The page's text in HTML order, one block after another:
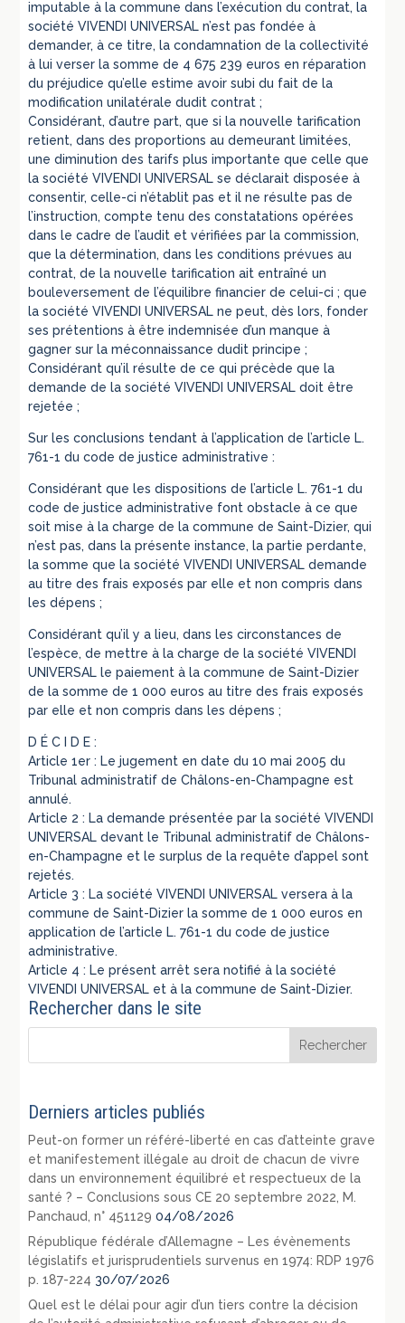
imputable à la commune dans l’exécution du contrat, la
société VIVENDI UNIVERSAL n’est pas fondée à
demander, à ce titre, la condamnation de la collectivité
à lui verser la somme de 4 675 239 euros en réparation
du préjudice qu’elle estime avoir subi du fait de la
modification unilatérale dudit contrat ;
Considérant, d’autre part, que si la nouvelle tarification
retient, dans des proportions au demeurant limitées,
une diminution des tarifs plus importante que celle que
la société VIVENDI UNIVERSAL se déclarait disposée à
consentir, celle-ci n’établit pas et il ne résulte pas de
l’instruction, compte tenu des constatations opérées
dans le cadre de l’audit et vérifiées par la commission,
que la détermination, dans les conditions prévues au
contrat, de la nouvelle tarification ait entraîné un
bouleversement de l’équilibre financier de celui-ci ; que
la société VIVENDI UNIVERSAL ne peut, dès lors, fonder
ses prétentions à être indemnisée d’un manque à
gagner sur la méconnaissance dudit principe ;
Considérant qu’il résulte de ce qui précède que la
demande de la société VIVENDI UNIVERSAL doit être
rejetée ;
Sur les conclusions tendant à l’application de l’article L.
761-1 du code de justice administrative :
Considérant que les dispositions de l’article L. 761-1 du
code de justice administrative font obstacle à ce que
soit mise à la charge de la commune de Saint-Dizier, qui
n’est pas, dans la présente instance, la partie perdante,
la somme que la société VIVENDI UNIVERSAL demande
au titre des frais exposés par elle et non compris dans
les dépens ;
Considérant qu’il y a lieu, dans les circonstances de
l’espèce, de mettre à la charge de la société VIVENDI
UNIVERSAL le paiement à la commune de Saint-Dizier
de la somme de 1 000 euros au titre des frais exposés
par elle et non compris dans les dépens ;
D É C I D E :
Article 1er : Le jugement en date du 10 mai 2005 du
Tribunal administratif de Châlons-en-Champagne est
annulé.
Article 2 : La demande présentée par la société VIVENDI
UNIVERSAL devant le Tribunal administratif de Châlons-
en-Champagne et le surplus de la requête d’appel sont
rejetés.
Article 3 : La société VIVENDI UNIVERSAL versera à la
commune de Saint-Dizier la somme de 1 000 euros en
application de l’article L. 761-1 du code de justice
administrative.
Article 4 : Le présent arrêt sera notifié à la société
VIVENDI UNIVERSAL et à la commune de Saint-Dizier.
Rechercher dans le site
Derniers articles publiés
Peut-on former un référé-liberté en cas d’atteinte grave
et manifestement illégale au droit de chacun de vivre
dans un environnement équilibré et respectueux de la
santé ? – Conclusions sous CE 20 septembre 2022, M.
Panchaud, n° 451129 04/08/2026
République fédérale d’Allemagne – Les évènements
législatifs et jurisprudentiels survenus en 1974: RDP 1976
p. 187-224 30/07/2026
Quel est le délai pour agir d’un tiers contre la décision